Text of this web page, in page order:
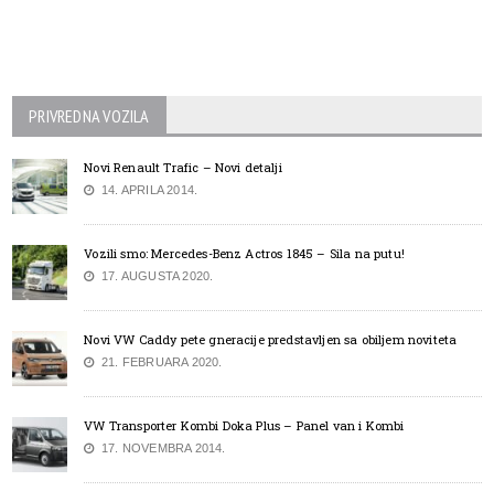
PRIVREDNA VOZILA
Novi Renault Trafic – Novi detalji
14. APRILA 2014.
Vozili smo: Mercedes-Benz Actros 1845 – Sila na putu!
17. AUGUSTA 2020.
Novi VW Caddy pete gneracije predstavljen sa obiljem noviteta
21. FEBRUARA 2020.
VW Transporter Kombi Doka Plus – Panel van i Kombi
17. NOVEMBRA 2014.